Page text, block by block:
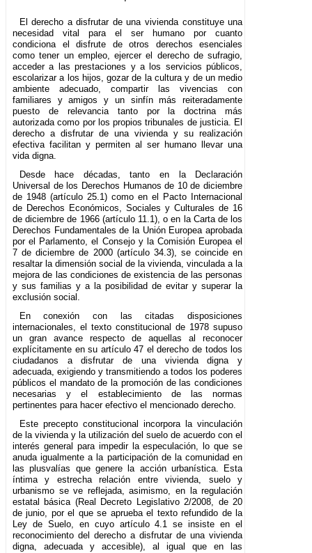
El derecho a disfrutar de una vivienda constituye una
necesidad vital para el ser humano por cuanto
condiciona el disfrute de otros derechos esenciales
como tener un empleo, ejercer el derecho de sufragio,
acceder a las prestaciones y a los servicios públicos,
escolarizar a los hijos, gozar de la cultura y de un medio
ambiente adecuado, compartir las vivencias con
familiares y amigos y un sinfín más reiteradamente
puesto de relevancia tanto por la doctrina más
autorizada como por los propios tribunales de justicia. El
derecho a disfrutar de una vivienda y su realización
efectiva facilitan y permiten al ser humano llevar una
vida digna.
Desde hace décadas, tanto en la Declaración
Universal de los Derechos Humanos de 10 de diciembre
de 1948 (artículo 25.1) como en el Pacto Internacional
de Derechos Económicos, Sociales y Culturales de 16
de diciembre de 1966 (artículo 11.1), o en la Carta de los
Derechos Fundamentales de la Unión Europea aprobada
por el Parlamento, el Consejo y la Comisión Europea el
7 de diciembre de 2000 (artículo 34.3), se coincide en
resaltar la dimensión social de la vivienda, vinculada a la
mejora de las condiciones de existencia de las personas
y sus familias y a la posibilidad de evitar y superar la
exclusión social.
En conexión con las citadas disposiciones
internacionales, el texto constitucional de 1978 supuso
un gran avance respecto de aquellas al reconocer
explícitamente en su artículo 47 el derecho de todos los
ciudadanos a disfrutar de una vivienda digna y
adecuada, exigiendo y transmitiendo a todos los poderes
públicos el mandato de la promoción de las condiciones
necesarias y el establecimiento de las normas
pertinentes para hacer efectivo el mencionado derecho.
Este precepto constitucional incorpora la vinculación
de la vivienda y la utilización del suelo de acuerdo con el
interés general para impedir la especulación, lo que se
anuda igualmente a la participación de la comunidad en
las plusvalías que genere la acción urbanística. Esta
íntima y estrecha relación entre vivienda, suelo y
urbanismo se ve reflejada, asimismo, en la regulación
estatal básica (Real Decreto Legislativo 2/2008, de 20
de junio, por el que se aprueba el texto refundido de la
Ley de Suelo, en cuyo artículo 4.1 se insiste en el
reconocimiento del derecho a disfrutar de una vivienda
digna, adecuada y accesible), al igual que en las